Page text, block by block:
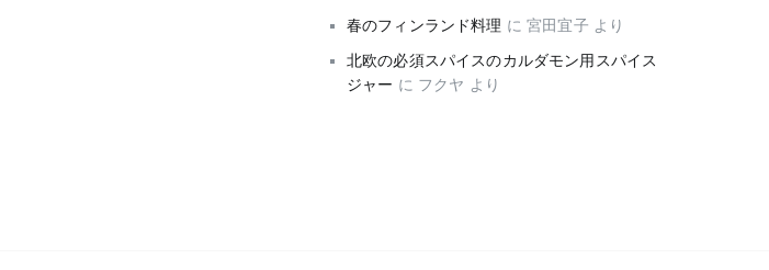
春のフィンランド料理 に宮田宜子 より
北欧の必須スパイスのカルダモン用スパイス
ジャー に フクヤ より